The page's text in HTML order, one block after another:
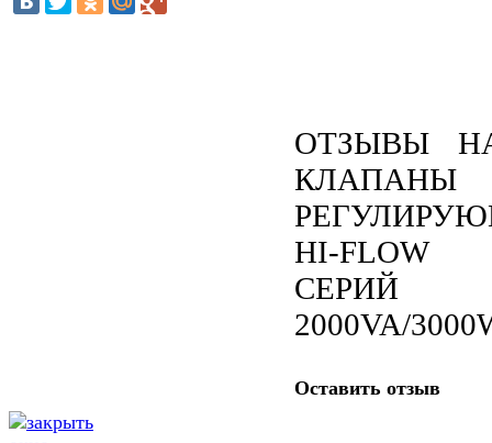
ОТЗЫВЫ
КЛАПАНЫ
HI-FLOW
СЕРИЙ
2000VA/
Оставить отзыв